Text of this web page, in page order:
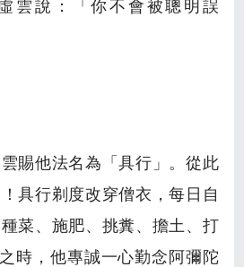
雲說：「你不會被聰明誤
賜他法名為「具行」。從此
具行剃度改穿僧衣，每日自
菜、施肥、挑糞、擔土、打
時，他專誠一心勤念阿彌陀